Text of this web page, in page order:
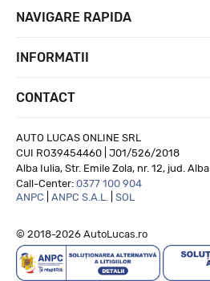
Run On Flat
NU
NAVIGARE RAPIDA
INFORMATII
CONTACT
AUTO LUCAS ONLINE SRL
CUI RO39454460 | J01/526/2018
Alba Iulia, Str. Emile Zola, nr. 12, jud. Alba
Call-Center: 0377 100 904
ANPC
ANPC S.A.L. SOL
© 2018-2026 AutoLucas.ro